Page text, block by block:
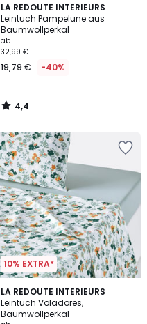
LA REDOUTE INTERIEURS
Leintuch Pampelune aus
Baumwollperkal
ab
32,99 €
19,79 € -40%
4,4
/ 5
4,4
/
10% EXTRA*
LA REDOUTE INTERIEURS
Leintuch Voladores,
Baumwollperkal
4,1
/ 5